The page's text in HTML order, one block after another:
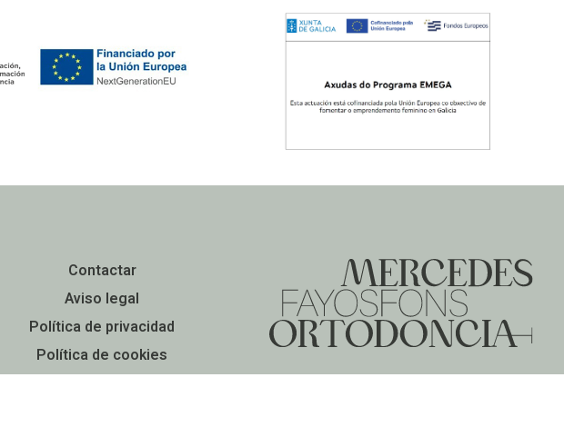
Contactar
Aviso legal
Política de privacidad
Política de cookies